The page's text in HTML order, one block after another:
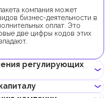
компания может
бизнес-деятельности в
оплат. Это
две цифры кодов этих
регулирующих
видом бизнес-